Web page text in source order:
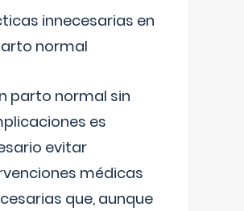
innecesarias en
normal
parto normal sin
es
evitar
médicas
que, aunque